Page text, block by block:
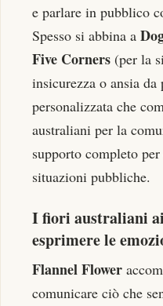
e parlare in pubblico
Spesso si abbina a
Five Corners (per la
insicurezza o ansia
personalizzata che
australiani per la
supporto completo
situazioni pubbliche.
I fiori australiani
esprimere le
Flannel Flower
comunicare ciò che